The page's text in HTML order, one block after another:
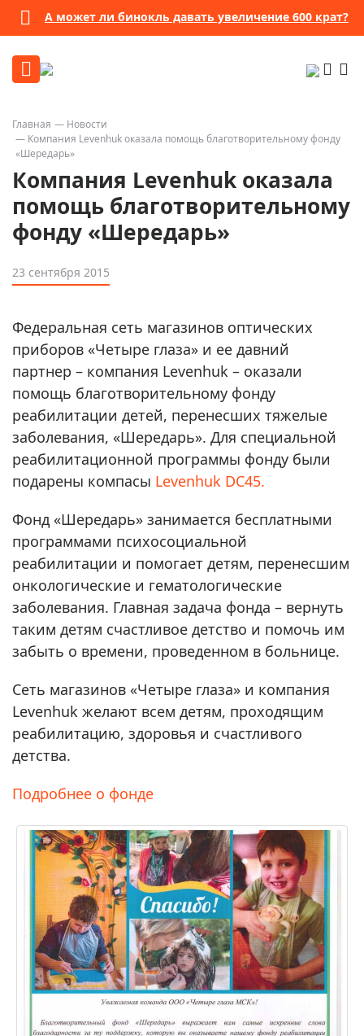
А может ли бинокль давать увеличение 600 крат?
Главная
Новости
Компания Levenhuk оказала помощь благотворительному фонду
«Шередарь»
Компания Levenhuk оказала
помощь благотворительному
фонду «Шередарь»
23 сентября 2015
Федеральная сеть магазинов оптических
приборов «Четыре глаза» и ее давний
партнер – компания Levenhuk – оказали
помощь благотворительному фонду
реабилитации детей, перенесших тяжелые
заболевания, «Шередарь». Для специальной
реабилитационной программы фонду были
подарены компасы Levenhuk DC45.
Фонд «Шередарь» занимается бесплатными
программами психосоциальной
реабилитации и помогает детям, перенесшим
онкологические и гематологические
заболевания. Главная задача фонда – вернуть
таким детям счастливое детство и помочь им
забыть о времени, проведенном в больнице.
Сеть магазинов «Четыре глаза» и компания
Levenhuk желают всем детям, проходящим
реабилитацию, здоровья и счастливого
детства.
Подробнее о фонде